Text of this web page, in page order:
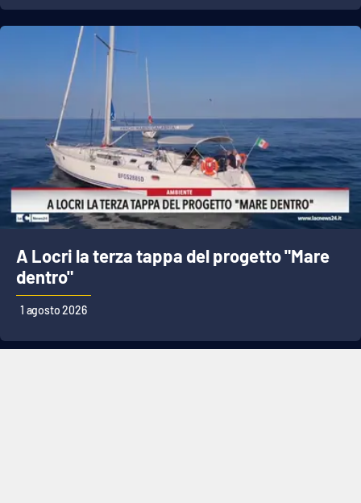
A Locri la terza tappa del progetto "Mare
dentro"
1 agosto 2026